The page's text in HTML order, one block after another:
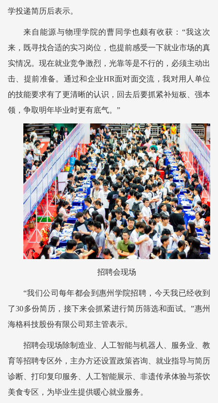
学投递简历后表示。
来自能源与物理学院的曹同学也颇有收获：“我这次
来，既寻找合适的实习岗位，也提前感受一下就业市场的真
实情况。现在就业竞争激烈，光靠等是不行的，必须主动出
击、提前准备。通过和企业HR面对面交流，我对用人单位
的技能要求有了更清晰的认识，回去后要抓紧补短板、强本
领，争取明年毕业时更有底气。”
招聘会现场
“我们公司每年都会到惠州学院招聘，今天我已经收到
了30多份简历，接下来会抓紧进行简历筛选和面试。”惠州
海格科技股份有限公司郑主管表示。
招聘会现场除制造业、人工智能与机器人、服务业、教
育等招聘专区外，主办方还设置政策咨询、就业指导与简历
诊断、打印复印服务、人工智能展示、非遗传承体验与茶饮
美食专区，为毕业生提供暖心就业服务。